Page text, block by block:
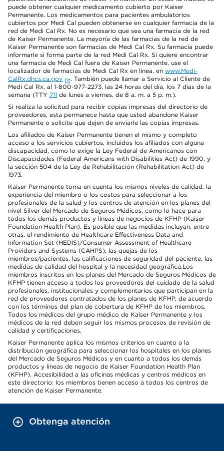
puede obtener cualquier medicamento cubierto por Kaiser
Permanente. Los medicamentos para pacientes ambulatorios
cubiertos por Medi Cal pueden obtenerse en cualquier farmacia de la
red de Medi Cal Rx. No es necesario que sea una farmacia de la red
de Kaiser Permanente. La mayoría de las farmacias de la red de
Kaiser Permanente son farmacias de Medi Cal Rx. Su farmacia puede
informarle si forma parte de la red Medi Cal Rx. Si quiere encontrar
una farmacia de Medi Cal fuera de Kaiser Permanente, use el
localizador de farmacias de Medi Cal Rx en línea, en www.Medi-
CalRx.dhcs.ca.gov
. También puede llamar a Servicio al Cliente de
Medi Cal Rx, al 1-800-977-2273, las 24 horas del día, los 7 días de la
semana (TTY 711 de lunes a viernes, de 8 a. m. a 5 p. m.).
Si realiza la solicitud para recibir copias impresas del directorio de
proveedores, esta permanece hasta que usted abandone Kaiser
Permanente o solicite que dejen de enviarle las copias impresas.
Los afiliados de Kaiser Permanente tienen el mismo y completo
acceso a los servicios cubiertos, incluidos los afiliados con alguna
discapacidad, como lo exige la Ley Federal de Americanos con
Discapacidades (Federal Americans with Disabilities Act) de 1990, y
la sección 504 de la Ley de Rehabilitación (Rehabilitation Act) de
1973.
Kaiser Permanente toma en cuenta los mismos niveles de calidad, la
experiencia del miembro o los costos para seleccionar a los
profesionales de la salud y los centros de atención en los planes del
nivel Silver del Mercado de Seguros Médicos, como lo hace para
todos los demás productos y líneas de negocios de KFHP (Kaiser
Foundation Health Plan). Es posible que las medidas incluyan, entre
otras, el rendimiento de Healthcare Effectiveness Data and
Information Set (HEDIS)/Consumer Assessment of Healthcare
Providers and Systems (CAHPS), las quejas de los
miembros/pacientes, las calificaciones de seguridad del paciente, las
medidas de calidad del hospital y la necesidad geográfica.Los
miembros inscritos en los planes del Mercado de Seguros Médicos de
KFHP tienen acceso a todos los proveedores del cuidado de la salud
profesionales, institucionales y complementarios que participan en la
red de proveedores contratados de los planes de KFHP, de acuerdo
con los términos del plan de cobertura de KFHP de los miembros.
Todos los médicos del grupo médico de Kaiser Permanente y los
médicos de la red deben seguir los mismos procesos de revisión de
calidad y certificaciones.
Kaiser Permanente aplica los mismos criterios en cuanto a la
distribución geográfica para seleccionar los hospitales en los planes
del Mercado de Seguros Médicos y en cuanto a todos los demás
productos y líneas de negocio de Kaiser Foundation Health Plan
(KFHP). Accesibilidad a las oficinas médicas y centros médicos en
este directorio: los miembros tienen acceso a todos los centros de
atención de Kaiser Permanente.
Obtenga atención